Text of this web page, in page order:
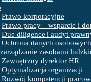
Prawo korporacyjne
Prawo pracy – wsparcie i
Due diligence i audyt
Ochrona danych
zasobami
Zewnętrzny dyrektor HR
Optymalizacja organizacji
Rozwój kompetencji